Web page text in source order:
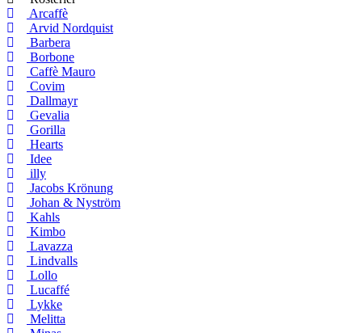
Arcaffè
Arvid Nordquist
Barbera
Borbone
Caffè Mauro
Covim
Dallmayr
Gevalia
Gorilla
Hearts
Idee
illy
Jacobs Krönung
Johan & Nyström
Kahls
Kimbo
Lavazza
Lindvalls
Lollo
Lucaffé
Lykke
Melitta